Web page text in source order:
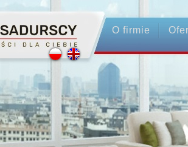
O firmie
Pośrednictwo